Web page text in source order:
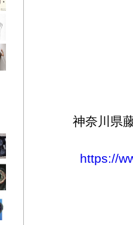
神奈川県
https://